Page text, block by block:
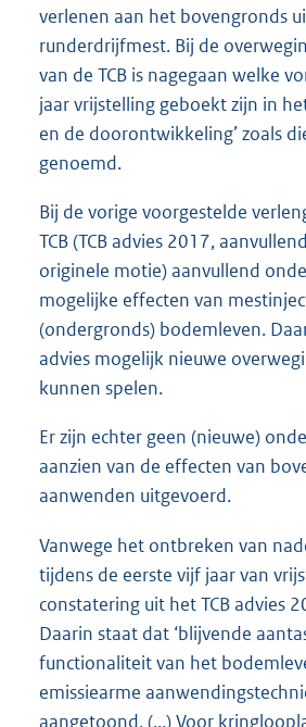
verlenen aan het bovengronds
runderdrijfmest. Bij de
van de TCB is nagegaan welke
jaar vrijstelling geboekt zijn in
en de doorontwikkeling’ zoals
genoemd.
Bij de vorige voorgestelde
TCB (TCB advies 2017,
originele motie) aanvullend
mogelijke effecten van
(ondergronds) bodemleven.
advies mogelijk nieuwe
kunnen spelen.
Er zijn echter geen (nieuwe)
aanzien van de effecten van
aanwenden uitgevoerd.
Vanwege het ontbreken van
tijdens de eerste vijf jaar van
constatering uit het TCB advies
Daarin staat dat ‘blijvende
functionaliteit van het
emissiearme
aangetoond. (...) Voor